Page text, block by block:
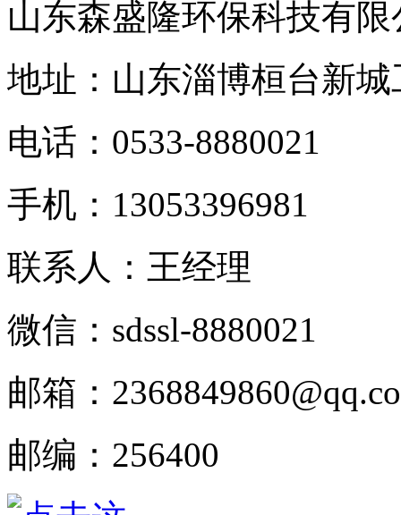
山东森盛隆环保科技有限
地址：山东淄博桓台新
电话： 0533-8880021
手机： 13053396981
联系人：王经理
微信： sdssl-8880021
邮箱：
邮编： 256400